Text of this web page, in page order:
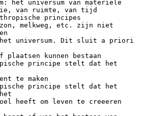
het universum van materiele
van ruimte, van tijd
principes
zon, melkweg, etc. zijn niet
universum. Dit sluit a priori
kunnen bestaan
principe stelt dat het
te maken
principe stelt dat het
heeft om leven te creeeren